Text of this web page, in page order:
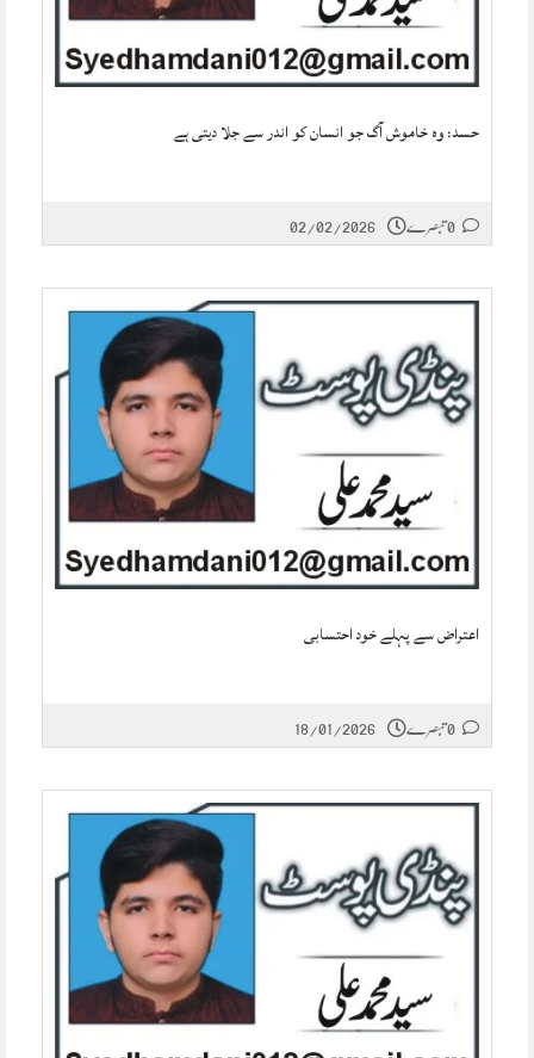
حسد: وہ خاموش آگ جو انسان کو اندر سے جلا دیتی ہے
02/02/2026
اعتراض سے پہلے خود احتسابی
18/01/2026